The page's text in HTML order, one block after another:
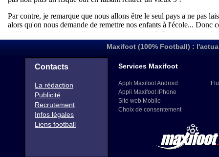
Maxifoot (100% Football) :
Contacts
La rédaction
Publicité
Recrutement
Infos légales
Liens football
Services Maxifoot
Appli Maxifoot Android
Appli Maxifoot iPhone
Site web Mobile
Choix de consentement